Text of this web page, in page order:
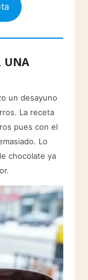
UNA
un desayuno
La receta
pues con el
Lo
chocolate ya